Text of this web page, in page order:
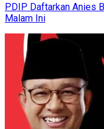
PDIP Daftarkan Anies
Malam Ini